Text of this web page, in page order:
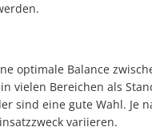
optimale Balance
vielen Bereichen als
sind eine gute Wahl.
variieren.